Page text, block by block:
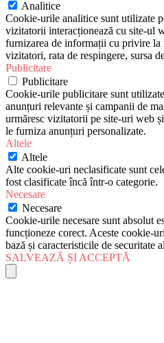
Analitice
Cookie-urile analitice sunt utilizate
vizitatorii interacționează cu site-ul
furnizarea de informații cu privire la
vizitatori, rata de respingere, sursa
Publicitare
Publicitare
Cookie-urile publicitare sunt
anunțuri relevante și campanii de
urmăresc vizitatorii pe site-uri web
le furniza anunțuri personalizate.
Altele
Altele
Alte cookie-uri neclasificate sunt
fost clasificate încă într-o categorie.
Necesare
Necesare
Cookie-urile necesare sunt absolut
funcționeze corect. Aceste cookie-
bază și caracteristicile de securitate
SALVEAZĂ ȘI ACCEPTĂ